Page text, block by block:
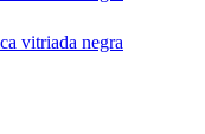
vitriada negra